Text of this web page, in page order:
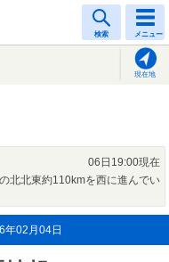
検索 メニュー
現在地
06日19:00現在
北北東約110kmを西に進んでい
年02月04日